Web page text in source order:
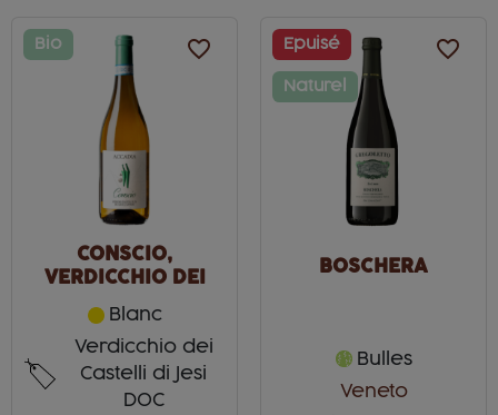
favorite_border
Bio
CONSCIO,
VERDICCHIO DEI
SUPERIORE
Blanc
Verdicchio dei
Castelli di Jesi
DOC
favorite_border
Epuisé
Naturel
BOSCHERA
Bulles
Veneto